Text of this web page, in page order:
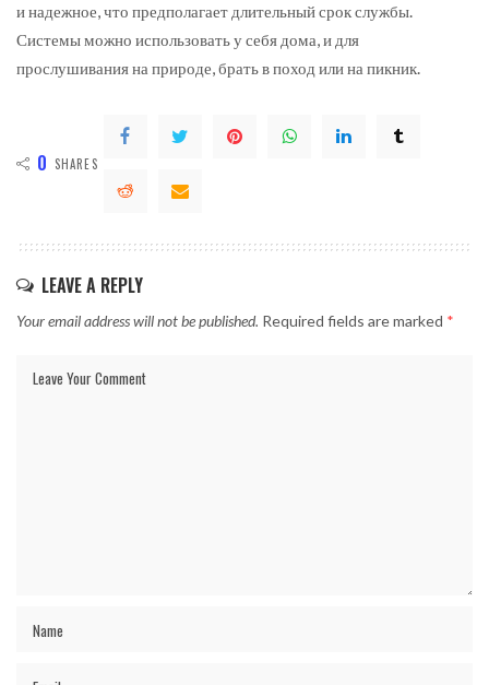
и надежное, что предполагает длительный срок службы.
Системы можно использовать у себя дома, и для
прослушивания на природе, брать в поход или на пикник.
0 SHARES
LEAVE A REPLY
Your email address will not be published. Required fields are marked *